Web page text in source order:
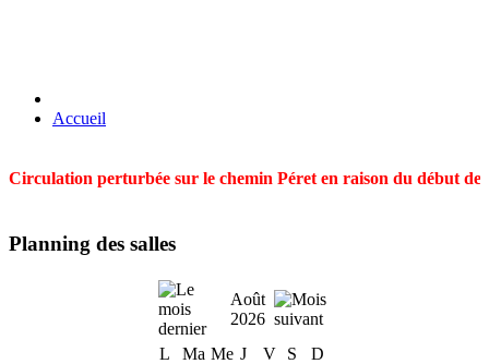
Accueil
Circulation perturbée sur le chemin Péret en raison du début
Planning des salles
Août
2026
L
Ma Me J V S
D